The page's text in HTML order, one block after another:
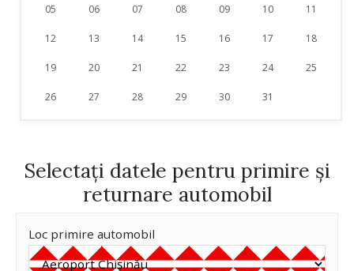
05 06 07 08 09 10 11
12 13 14 15 16 17 18
19 20 21 22 23 24 25
26 27 28 29 30 31
Selectați datele pentru primire și
returnare automobil
Loc primire automobil